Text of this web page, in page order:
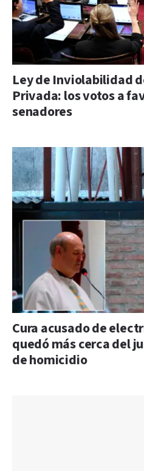
Ley de Inviolabilidad
Privada: los votos a
senadores
Cura acusado de
quedó más cerca del
de homicidio